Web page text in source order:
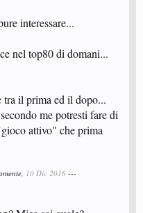
interessare...
nel top80 di domani...
tra il prima ed il dopo...
me potresti fare di
attivo" che prima
10 Dic 2016 ---